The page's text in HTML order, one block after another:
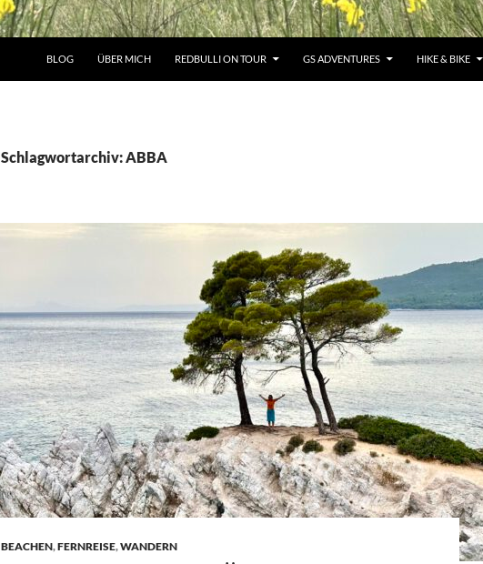
BLOG ÜBER MICH REDBULLI ON TOUR GS ADVENTURES HIKE & BIKE
Schlagwortarchiv: ABBA
BEACHEN,FERNREISE,WANDERN